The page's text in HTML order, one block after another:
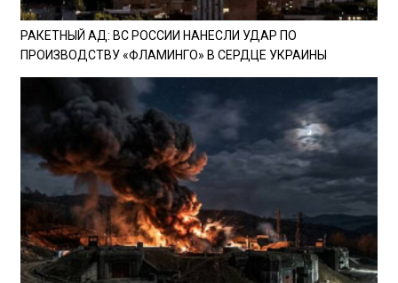
РАКЕТНЫЙ АД: ВС РОССИИ НАНЕСЛИ УДАР ПО
ПРОИЗВОДСТВУ «ФЛАМИНГО» В СЕРДЦЕ УКРАИНЫ